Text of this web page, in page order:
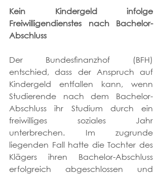
Kein Kindergeld infolge
Freiwilligendienstes nach Bachelor-
Abschluss
Der Bundesfinanzhof (BFH)
entschied, dass der Anspruch auf
Kindergeld entfallen kann, wenn
Studierende nach dem Bachelor-
Abschluss ihr Studium durch ein
freiwilliges soziales Jahr
unterbrechen. Im zugrunde
liegenden Fall hatte die Tochter des
Klägers ihren Bachelor-Abschluss
erfolgreich abgeschlossen und